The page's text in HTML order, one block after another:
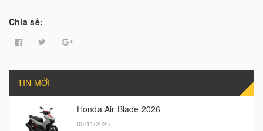
Chia sẻ:
TIN MỚI
Honda Air Blade 2026
05/11/2025